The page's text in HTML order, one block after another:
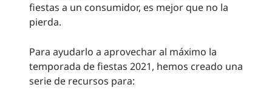
fiestas a un consumidor, es mejor que no la
pierda.
Para ayudarlo a aprovechar al máximo la
temporada de fiestas 2021, hemos creado una
serie de recursos para: